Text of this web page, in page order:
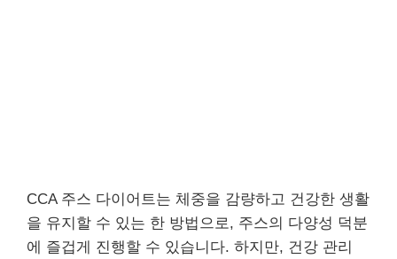
CCA 주스 다이어트는 체중을 감량하고 건강한 생활
을 유지할 수 있는 한 방법으로, 주스의 다양성 덕분
에 즐겁게 진행할 수 있습니다. 하지만, 건강 관리